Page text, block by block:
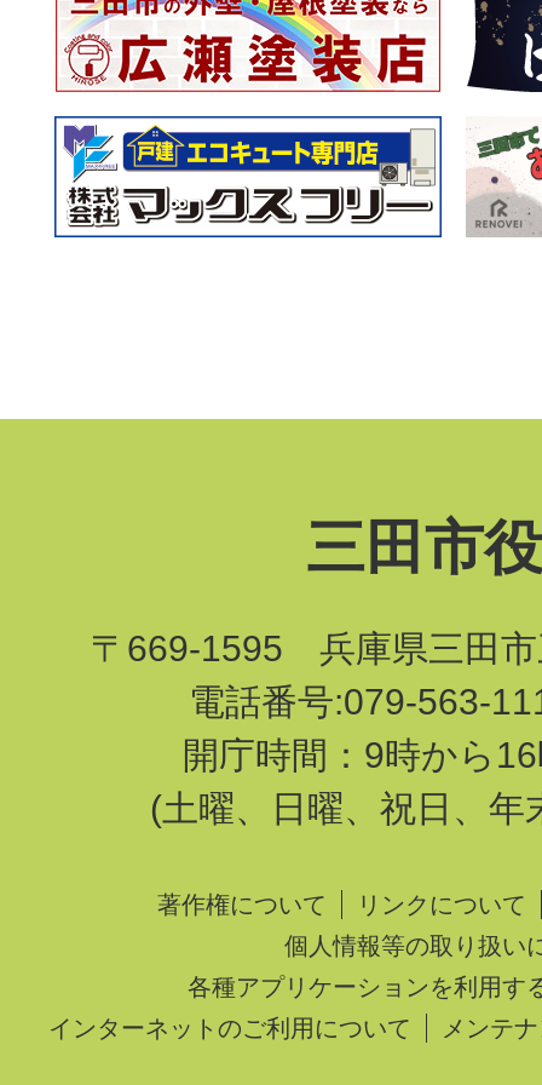
三田市
〒669-1595 兵庫県三田市
電話番号:079-563-
開庁時間：9時から
(土曜、日曜、祝日、年
著作権について
リンクについて
個人情報等の取り扱い
各種アプリケーションを利用す
インターネットのご利用について
メンテ